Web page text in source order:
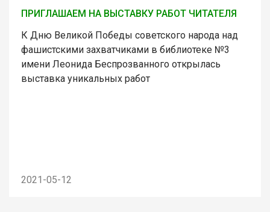
ПРИГЛАШАЕМ НА ВЫСТАВКУ РАБОТ ЧИТАТЕЛЯ
К Дню Великой Победы советского народа над
фашистскими захватчиками в библиотеке №3
имени Леонида Беспрозванного открылась
выставка уникальных работ
2021-05-12